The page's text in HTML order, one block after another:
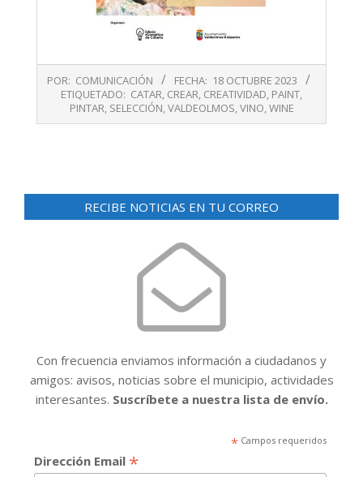
10-
POR: COMUNICACIÓN FECHA: 18 OCTUBRE 2023
ETIQUETADO: CATAR, CREAR, CREATIVIDAD, PAINT,
PINTAR, SELECCIÓN,VALDEOLMOS,VINO,WINE
RECIBE NOTICIAS EN TU CORREO
Con frecuencia enviamos información a ciudadanos y
amigos: avisos, noticias sobre el municipio, actividades
interesantes. Suscríbete a nuestra lista de envío.
*Campos requeridos
Dirección Email *